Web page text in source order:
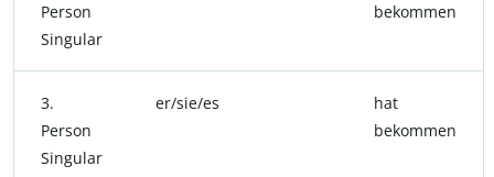
Person
Singular
bekommen
3.
Person
Singular
er/sie/es
hat
bekommen